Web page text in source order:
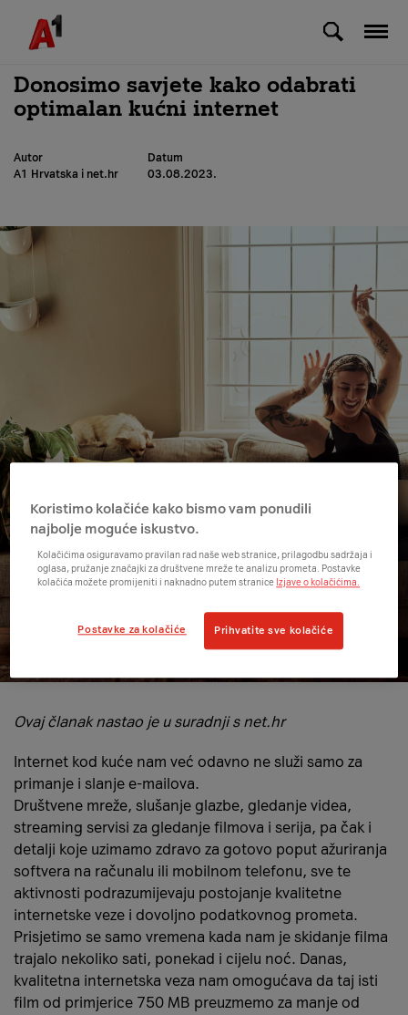
Skip to Main Content
Donosimo savjete kako odabrati
optimalan kućni internet
Autor
A1 Hrvatska i net.hr
Datum
03.08.2023.
Ovaj članak nastao je u suradnji s net.hr
Internet kod kuće nam već odavno ne služi samo za
primanje i slanje e-mailova.
Društvene mreže, slušanje glazbe, gledanje videa,
streaming servisi za gledanje filmova i serija, pa čak i
detalji koje uzimamo zdravo za gotovo poput ažuriranja
softvera na računalu ili mobilnom telefonu, sve te
aktivnosti podrazumijevaju postojanje kvalitetne
internetske veze i dovoljno podatkovnog prometa.
Prisjetimo se samo vremena kada nam je skidanje filma
trajalo nekoliko sati, ponekad i cijelu noć. Danas,
kvalitetna internetska veza nam omogućava da taj isti
film od primjerice 750 MB preuzmemo za manje od
Koristimo kolačiće kako bismo vam ponudili
najbolje moguće iskustvo.
Kolačićima osiguravamo pravilan rad naše web stranice, prilagodbu sadržaja i
oglasa, pružanje značajki za društvene mreže te analizu prometa. Postavke
kolačića možete promijeniti i naknadno putem stranice Izjave o kolačićima.
Postavke za kolačiće Prihvatite sve kolačiće